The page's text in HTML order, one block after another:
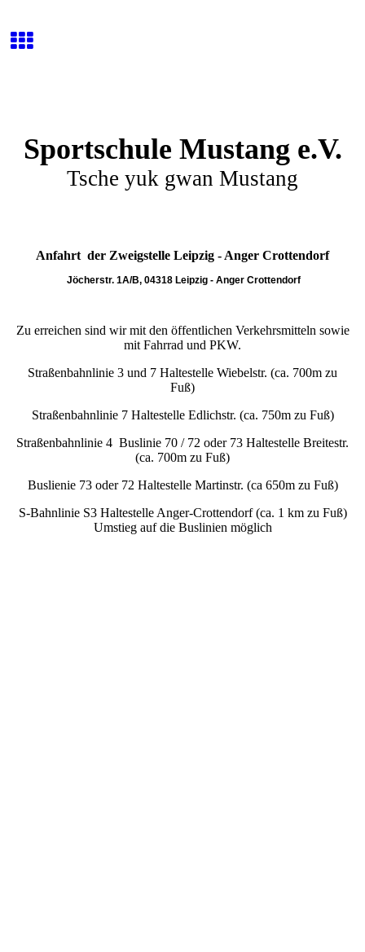
Sportschule Mustang e.V.
Tsche yuk gwan Mustang
Anfahrt der Zweigstelle Leipzig - Anger Crottendorf
Jöcherstr. 1A/B, 04318 Leipzig - Anger Crottendorf
Zu erreichen sind wir mit den öffentlichen Verkehrsmitteln sowie
mit Fahrrad und PKW.
Straßenbahnlinie 3 und 7 Haltestelle Wiebelstr. (ca. 700m zu
Fuß)
Straßenbahnlinie 7 Haltestelle Edlichstr. (ca. 750m zu Fuß)
Straßenbahnlinie 4 Buslinie 70 / 72 oder 73 Haltestelle Breitestr.
(ca. 700m zu Fuß)
Buslienie 73 oder 72 Haltestelle Martinstr. (ca 650m zu Fuß)
S-Bahnlinie S3 Haltestelle Anger-Crottendorf (ca. 1 km zu Fuß)
Umstieg auf die Buslinien möglich